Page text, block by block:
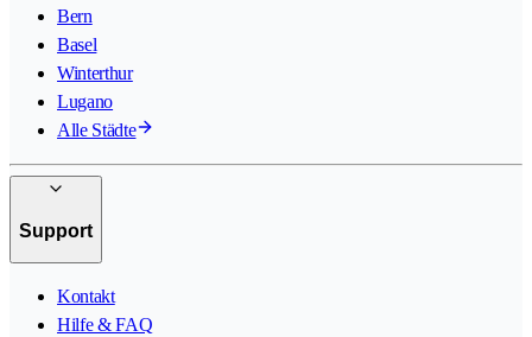
Bern
Basel
Winterthur
Lugano
Alle Städte
Support
Kontakt
Hilfe & FAQ